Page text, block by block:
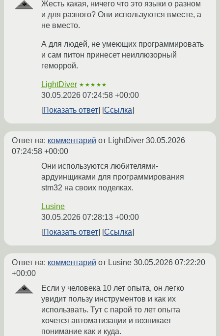
Жесть какая, ничего что это языки о разном
и для разного? Они используются вместе, а
не вместо.
А для людей, не умеющих программировать
и сам питон принесет неиллюзорный
геморрой.
LightDiver ★★★★★
30.05.2026 07:24:58 +00:00
Показать ответ
Ссылка
Ответ на: комментарий от LightDiver 30.05.2026
07:24:58 +00:00
Они используются любителями-
ардуинщиками для программирования
stm32 на своих поделках.
Lusine
30.05.2026 07:28:13 +00:00
Показать ответ
Ссылка
Ответ на: комментарий от Lusine 30.05.2026 07:22:20
+00:00
Если у человека 10 лет опыта, он легко
увидит пользу инструментов и как их
использвать. Тут с парой то лет опыта
хочется автоматизации и возникает
понимание как и куда.